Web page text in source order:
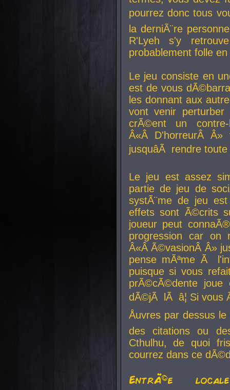
pourrez donc tous
la derniÃ¨re
R'Lyeh s'y
probablement folle
Le jeu consiste en
est de vous
les donnant aux
vont venir perturber
crÃ©ent un
Â«Â D'horreurÂ
jusquâÃ rendre
Le jeu est assez
partie de jeu de
systÃ¨me de jeu
effets sont Ã©crits
joueur peut
progression car
Â«Â Ã©vasionÂ Â»
pense mÃªme Ã
puisque si vous
prÃ©cÃ©dente
dÃ©jÃ lÃ â¦ Si vous
Åuvres par dessus
des citations ou
Cthulhu, de quoi
courrez dans ce
EntrÃ©e